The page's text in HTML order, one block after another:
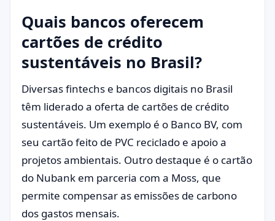
Quais bancos oferecem
cartões de crédito
sustentáveis no Brasil?
Diversas fintechs e bancos digitais no Brasil
têm liderado a oferta de cartões de crédito
sustentáveis. Um exemplo é o Banco BV, com
seu cartão feito de PVC reciclado e apoio a
projetos ambientais. Outro destaque é o cartão
do Nubank em parceria com a Moss, que
permite compensar as emissões de carbono
dos gastos mensais.